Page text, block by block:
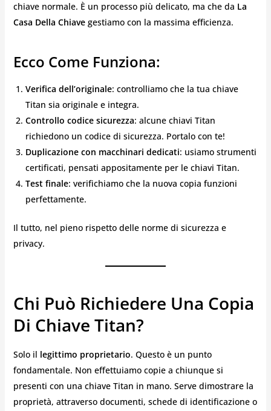
chiave normale. È un processo più delicato, ma che da La
Casa Della Chiavegestiamo con la massima efficienza.
Ecco Come Funziona:
Verifica dell’originale: controlliamo che la tua chiave
Titan sia originale e integra.
Controllo codice sicurezza: alcune chiavi Titan
richiedono un codice di sicurezza. Portalo con te!
Duplicazione con macchinari dedicati: usiamo strumenti
certificati, pensati appositamente per le chiavi Titan.
Test finale: verifichiamo che la nuova copia funzioni
perfettamente.
Il tutto, nel pieno rispetto delle norme di sicurezza e
privacy.
Chi Può Richiedere Una Copia
Di Chiave Titan?
Solo il legittimo proprietario. Questo è un punto
fondamentale. Non effettuiamo copie a chiunque si
presenti con una chiave Titan in mano. Serve dimostrare la
proprietà, attraverso documenti, schede di identificazione o